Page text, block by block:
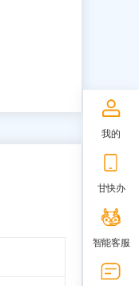
我的
甘快办
智能客服